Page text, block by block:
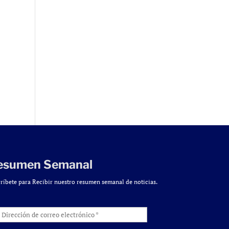
Semanal
para Recibir nuestro resumen semanal de noticias.